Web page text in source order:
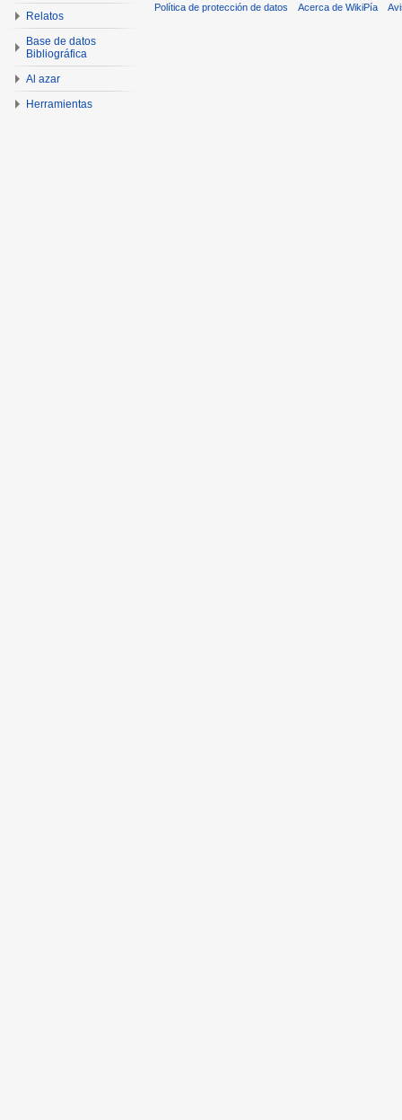
Relatos
Base de datos
Bibliográfica
Al azar
Herramientas
Política de protección de datos Acerca de WikiPía